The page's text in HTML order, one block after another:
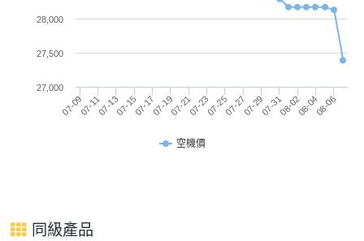
畫素超廣視角相機，支援智慧型 HDR 4、人物居中功
能，對於視訊會議品質再提升；後置 1,200 萬畫素鏡
頭，提供智慧型 HDR 4、Focus Pixels 與 5 倍數位變
焦，設有原彩閃光燈，強調在任何光線下都能拍出精
彩影像，支援 4K 錄影功能。
Apple iPad mini (2024) Wi-Fi 512GB 功能特色
主螢幕
IPS
更新率
相機規格
空機價
07-0907-1107-1307-1507-1707-1907-2107-2307-2507-2707-2907-3108-0208-0408-06
27,000
27,500
28,000
同級產品